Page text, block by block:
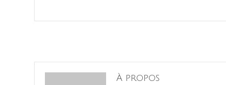
À propos